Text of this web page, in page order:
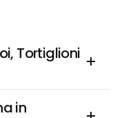
Tortiglioni
in